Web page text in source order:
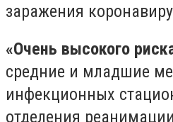
заражения
«Очень высокого
средние и младшие
инфекционных
отделения